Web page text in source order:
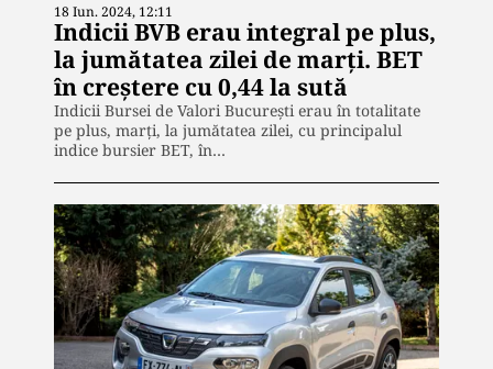
18 Iun. 2024, 12:11
Indicii BVB erau integral pe plus,
la jumătatea zilei de marți. BET
în creștere cu 0,44 la sută
Indicii Bursei de Valori București erau în totalitate
pe plus, marți, la jumătatea zilei, cu principalul
indice bursier BET, în…